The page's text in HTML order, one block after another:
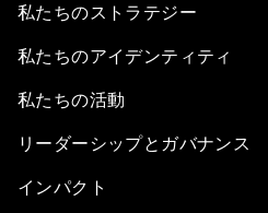
私たちのストラテジー
私たちのアイデンティティ
私たちの活動
リーダーシップとガバナンス
インパクト